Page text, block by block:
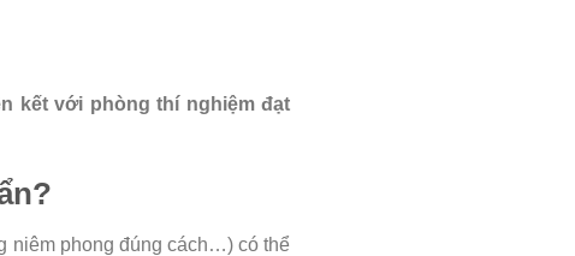
kết với phòng thí nghiệm đạt
niêm phong đúng cách…) có thể